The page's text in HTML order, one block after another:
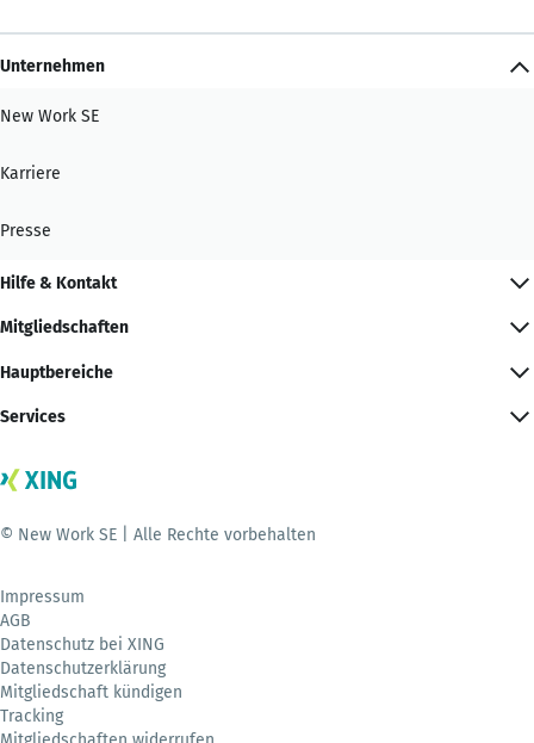
Unternehmen
New Work SE
Karriere
Presse
Hilfe & Kontakt
Mitgliedschaften
Hauptbereiche
Services
© New Work SE | Alle Rechte vorbehalten
Impressum
AGB
Datenschutz bei XING
Datenschutzerklärung
Mitgliedschaft kündigen
Tracking